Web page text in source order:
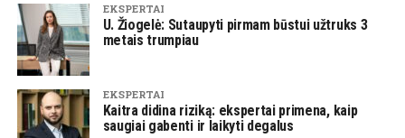
EKSPERTAI
U. Žiogelė: Sutaupyti pirmam būstui užtruks 3
metais trumpiau
EKSPERTAI
Kaitra didina riziką: ekspertai primena, kaip
saugiai gabenti ir laikyti degalus